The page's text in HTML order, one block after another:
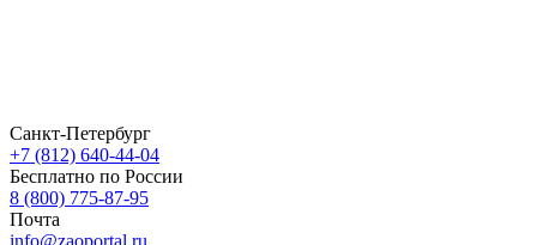
Санкт-Петербург
+7 (812) 640-44-04
Бесплатно по России
8 (800) 775-87-95
Почта
info@zaoportal.ru